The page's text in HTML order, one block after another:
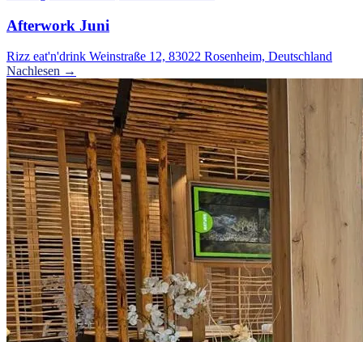
Afterwork Juni
Rizz eat'n'drink Weinstraße 12, 83022 Rosenheim, Deutschland
Nachlesen →